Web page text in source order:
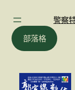
警察
部落格